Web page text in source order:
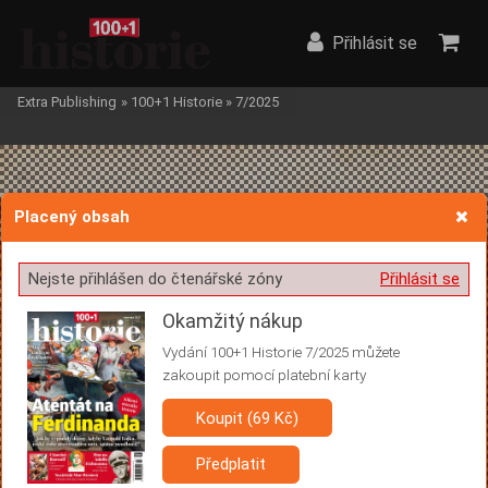
Žádost o souhlas s ukládáním volitelných informací
Pro základní fungování webu nepotřebujeme ukládat žádné informace
(tzv. cookies apod.). Rádi bychom vás ale požádali o souhlas s
uložením volitelných informací:
Anonymní unikátní ID
Přihlásit se
Extra Publishing » 100+1 Historie » 7/2025
Placený obsah
Přihlásit se
Nejste přihlášen do čtenářské zóny
Okamžitý nákup
Vydání 100+1 Historie 7/2025 můžete
zakoupit pomocí platební karty
Koupit (69 Kč)
Předplatit